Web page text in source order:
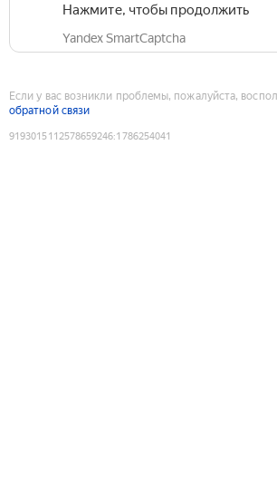
Нажмите, чтобы продолжить
Yandex SmartCaptcha
Если у вас возникли проблемы, пожалуйста,
обратной связи
9193015112578659246:1786254041